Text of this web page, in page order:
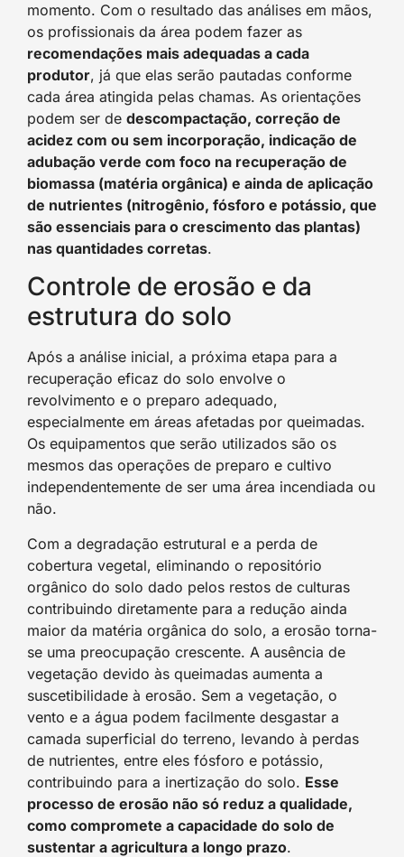
momento. Com o resultado das análises em mãos,
os profissionais da área podem fazer as
recomendações mais adequadas a cada
produtor, já que elas serão pautadas conforme
cada área atingida pelas chamas. As orientações
podem ser de descompactação, correção de
acidez com ou sem incorporação, indicação de
adubação verde com foco na recuperação de
biomassa (matéria orgânica) e ainda de aplicação
de nutrientes (nitrogênio, fósforo e potássio, que
são essenciais para o crescimento das plantas)
nas quantidades corretas.
Controle de erosão e da
estrutura do solo
Após a análise inicial, a próxima etapa para a
recuperação eficaz do solo envolve o
revolvimento e o preparo adequado,
especialmente em áreas afetadas por queimadas.
Os equipamentos que serão utilizados são os
mesmos das operações de preparo e cultivo
independentemente de ser uma área incendiada ou
não.
Com a degradação estrutural e a perda de
cobertura vegetal, eliminando o repositório
orgânico do solo dado pelos restos de culturas
contribuindo diretamente para a redução ainda
maior da matéria orgânica do solo, a erosão torna-
se uma preocupação crescente. A ausência de
vegetação devido às queimadas aumenta a
suscetibilidade à erosão. Sem a vegetação, o
vento e a água podem facilmente desgastar a
camada superficial do terreno, levando à perdas
de nutrientes, entre eles fósforo e potássio,
contribuindo para a inertização do solo. Esse
processo de erosão não só reduz a qualidade,
como compromete a capacidade do solo de
sustentar a agricultura a longo prazo.